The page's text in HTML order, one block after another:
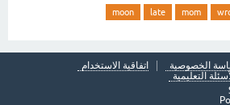
mom
late
moon
الخصوصية
اتفاقية الاستخدام
التعليمية